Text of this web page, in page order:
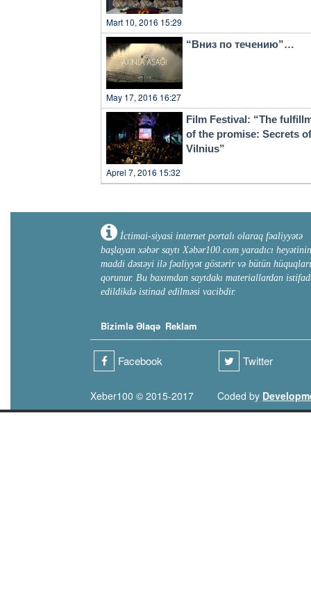
Mart 10, 2016 15:29
“Вниз по течению”…
May 17, 2016 16:27
Film Festival: “The
of the promise: Secrets of
Vilnius”
Aprel 7, 2016 15:32
İctimai-siyasi internet portalı olaraq fəaliyyətə
başlayan xəbər saytı Xəbər100.com yaradıcı heyətinin
maddi dəstəyi ilə fəaliyyət göstərir və bütün hüquqları
qorunur. Bu baxımdan saytdakı materiallardan
edildikdə istinad edilməsi vacibdir.
Bizimlə Əlaqə Reklam
Facebook Twitter
Xeber100 © 2015-2017 Coded by